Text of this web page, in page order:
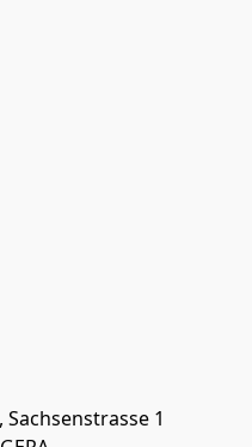
1